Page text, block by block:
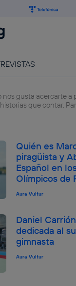
nos gusta acercarte a
que contar.
Quién es
piragüista y
Español en
Olímpicos de
Aura Vultur
Daniel
dedicada al
gimnasta
Aura Vultur